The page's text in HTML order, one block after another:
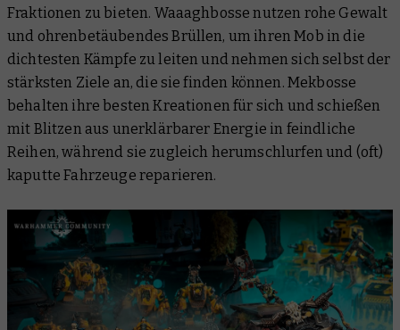
Fraktionen zu bieten. Waaaghbosse nutzen rohe Gewalt
und ohrenbetäubendes Brüllen, um ihren Mob in die
dichtesten Kämpfe zu leiten und nehmen sich selbst der
stärksten Ziele an, die sie finden können. Mekbosse
behalten ihre besten Kreationen für sich und schießen
mit Blitzen aus unerklärbarer Energie in feindliche
Reihen, während sie zugleich herumschlurfen und (oft)
kaputte Fahrzeuge reparieren.